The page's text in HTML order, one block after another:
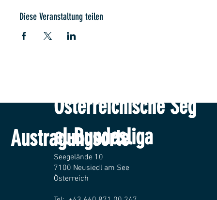
Diese Veranstaltung teilen
Österreichische Seg
el-Bundesliga
Seegelände 10
7100 Neusiedl am See
Österreich
Austragungsorte